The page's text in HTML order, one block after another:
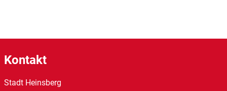
Kontakt
Stadt Heinsberg